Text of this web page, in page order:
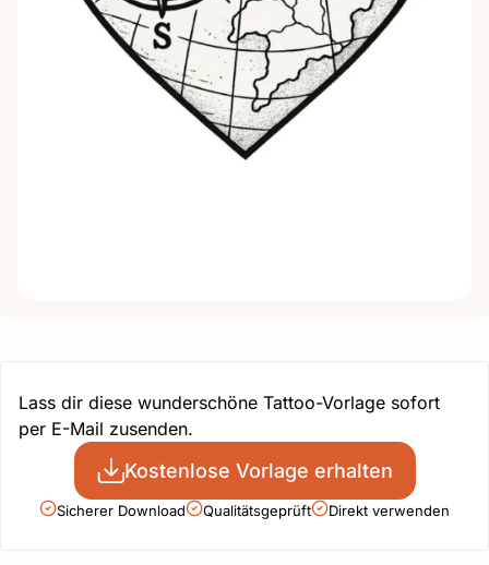
Lass dir diese wunderschöne Tattoo-Vorlage sofort
per E-Mail zusenden.
Kostenlose Vorlage erhalten
Sicherer Download Qualitätsgeprüft Direkt verwenden